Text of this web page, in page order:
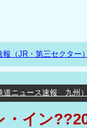
（JR・第三セクター）
体幹強化⁉
道ニュース速報 九州）
・イン